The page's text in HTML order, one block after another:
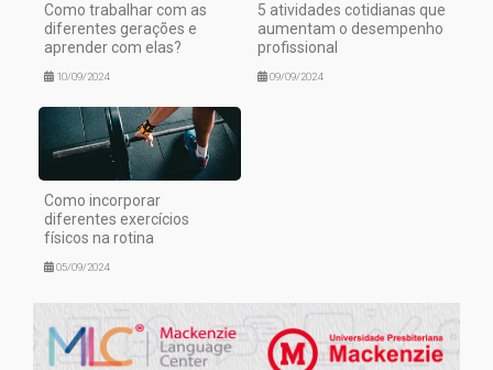
Como trabalhar com as
diferentes gerações e
aprender com elas?
10/09/2024
5 atividades cotidianas que
aumentam o desempenho
profissional
09/09/2024
Como incorporar
diferentes exercícios
físicos na rotina
05/09/2024